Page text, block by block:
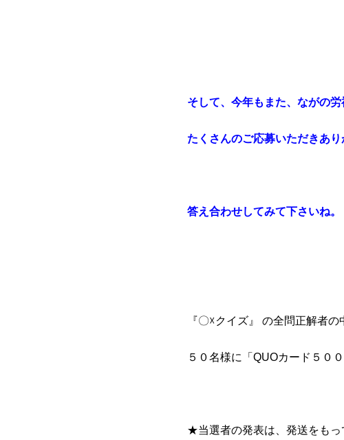
そして、今年もまた、ながの
たくさんのご応募いただきあり
答え合わせしてみて下さいね。
『〇☓クイズ』 の全問正解者の
５０名様に「QUOカード５０
★当選者の発表は、発送をもっ